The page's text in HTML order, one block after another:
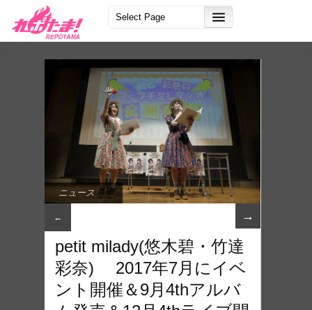
ニュース
← →
petit milady(悠木碧・竹達
彩奈) 2017年7月にイベ
ント開催＆9月4thアルバ